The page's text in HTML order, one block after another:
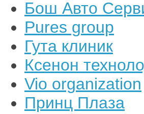
Бош Авто
Pures group
Гута клиник
Ксенон
Vio organization
Принц Плаза